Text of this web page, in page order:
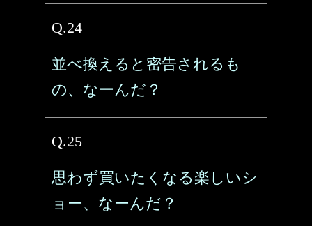
Q.24
並べ換えると密告されるも
の、なーんだ？
Q.25
思わず買いたくなる楽しいシ
ョー、なーんだ？